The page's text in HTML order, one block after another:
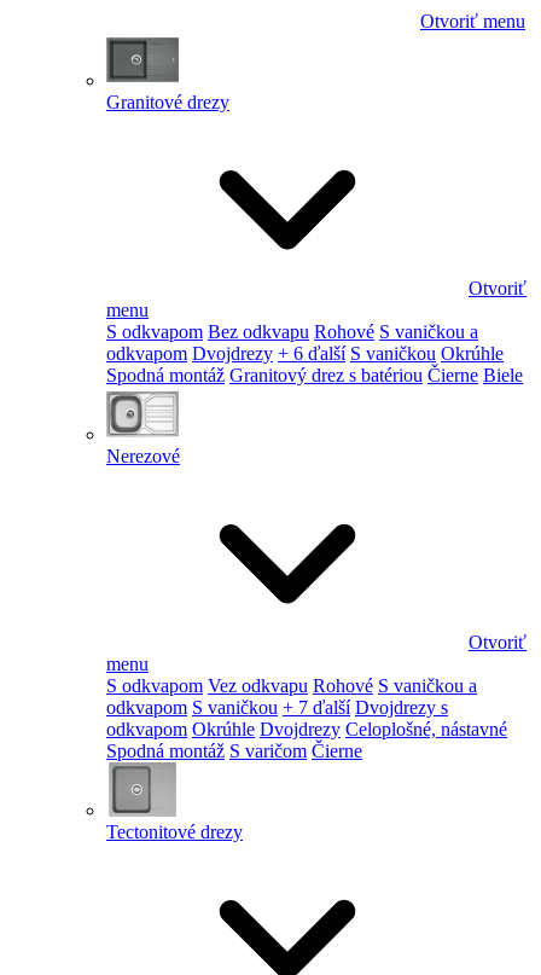
Otvoriť menu
Granitové drezy
Otvoriť
menu
S odkvapom Bez odkvapu Rohové S vaničkou a
odkvapom Dvojdrezy + 6 ďalší S vaničkou Okrúhle
Spodná montáž Granitový drez s batériou Čierne Biele
Nerezové
Otvoriť
menu
S odkvapom Vez odkvapu Rohové S vaničkou a
odkvapom S vaničkou + 7 ďalší Dvojdrezy s
odkvapom Okrúhle Dvojdrezy Celoplošné, nástavné
Spodná montáž S varičom Čierne
Tectonitové drezy